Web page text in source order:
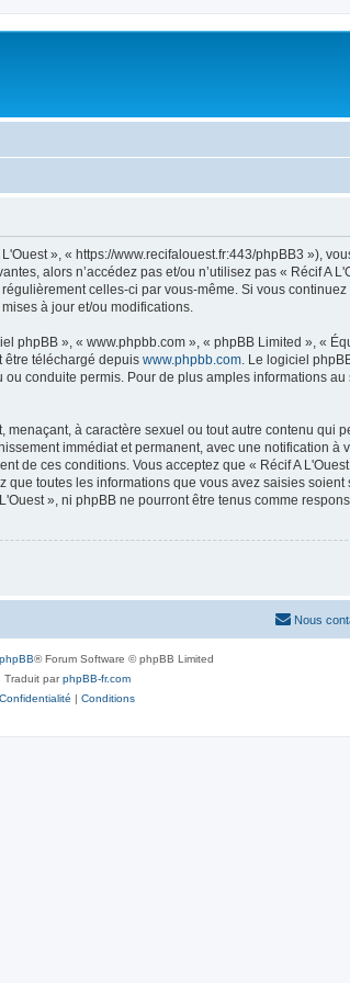
», « https://www.recifalouest.fr:443/phpBB3 »),
alors n’accédez pas et/ou n’utilisez pas « Récif A
celles-ci par vous-même. Si vous
à jour et/ou modifications.
phpBB », « www.phpbb.com », « phpBB Limited », «
être téléchargé depuis www.phpbb.com . Le logiciel
conduite permis. Pour de plus amples informations
à caractère sexuel ou tout autre contenu qui
immédiat et permanent, avec une notification à
de ces conditions. Vous acceptez que « Récif A
toutes les informations que vous avez saisies
», ni phpBB ne pourront être tenus comme
Nous
phpBB® Forum Software © phpBB Limited
Traduit parphpBB-fr.com
Confidentialité | Conditions